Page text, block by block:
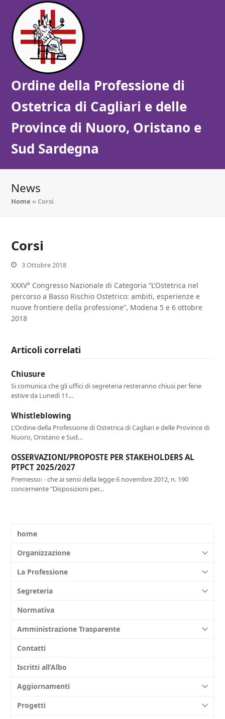
Ordine della Professione di
Ostetrica di Cagliari e delle
Province di Nuoro, Oristano e
Sud Sardegna
News
Home » Corsi
Corsi
3 Ottobre 2018
​XXXV° Congresso Nazionale di Categoria “L’Ostetrica nel
percorso a Basso Rischio Ostetrico: ambiti, esperienze e
nuove frontiere della professione”, Modena 5 e 6 ottobre
2018
Articoli correlati
Chiusure
Si comunica che gli uffici di segreteria resteranno chiusi per ferie
estive da Lunedì 11…
Whistleblowing
L’Ordine della Professione di Ostetrica di Cagliari e delle Province di
Nuoro, Oristano e Sud…
OSSERVAZIONI/PROPOSTE PER STAKEHOLDERS AL
PTPCT 2025/2027
Premesso: - che ai sensi della legge 6 novembre 2012, n. 190
concernente “Disposizioni per…
home
Organizzazione
La Professione
Segreteria
Normativa
Amministrazione Trasparente
Contatti
Iscritti all’Albo
Aggiornamenti
Progetti